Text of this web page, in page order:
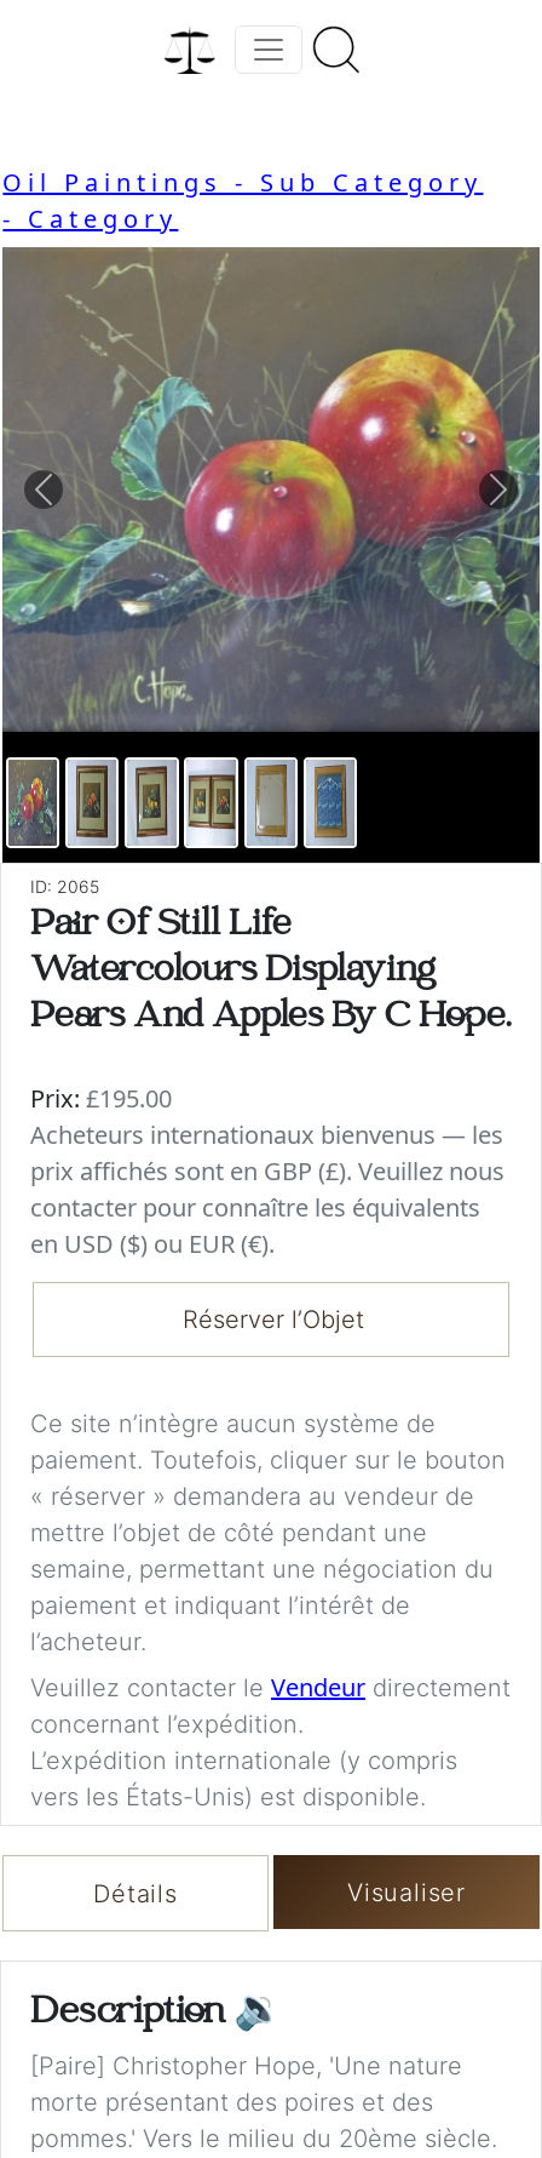
Oil Paintings - Sub Category
- Category
Previous
ID: 2065
Pair Of Still Life
Watercolours Displaying
Pears And Apples By C Hope.
Prix: £195.00
Acheteurs internationaux bienvenus — les
prix affichés sont en GBP (£). Veuillez nous
contacter pour connaître les équivalents
en USD ($) ou EUR (€).
Réserver l’Objet
Ce site n’intègre aucun système de
paiement. Toutefois, cliquer sur le bouton
« réserver » demandera au vendeur de
mettre l’objet de côté pendant une
semaine, permettant une négociation du
paiement et indiquant l’intérêt de
l’acheteur.
Veuillez contacter le Vendeur directement
concernant l’expédition.
L’expédition internationale (y compris
vers les États-Unis) est disponible.
Détails Visualiser
Description 🔉
[Paire] Christopher Hope, 'Une nature
morte présentant des poires et des
pommes.' Vers le milieu du 20ème siècle.